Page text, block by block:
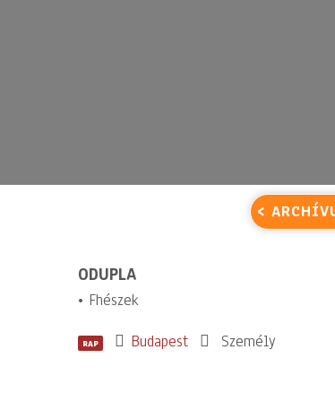
<
ODUPLA
• Fhészek
RAP Budapest Személy